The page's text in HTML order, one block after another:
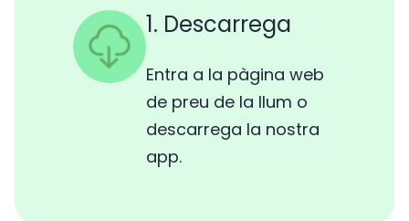
1. Descarrega
Entra a la pàgina web
de preu de la llum o
descarrega la nostra
app.